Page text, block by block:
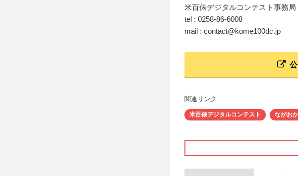
米百俵デジタルコンテスト事務局
tel : 0258-86-6008
mail : contact@kome100dc.jp
関連リンク
米百俵デジタルコンテスト ながお